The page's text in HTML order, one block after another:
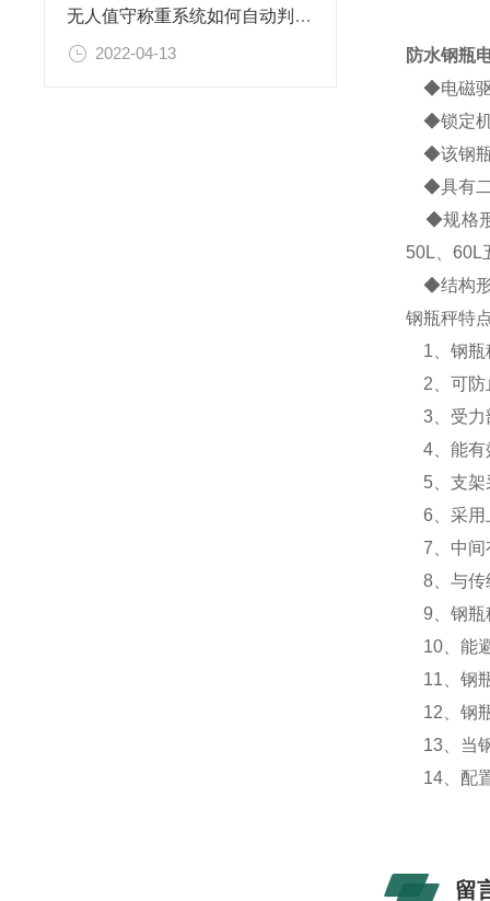
无人值守称重系统如何自动判别称量过磅情况？
2022-04-13
防水钢瓶
◆电磁驱
◆锁定机
◆该钢瓶
◆具有二
◆规格形
50L、60L
◆结构形
钢瓶秤特
1、钢瓶
2、可防
3、受力
4、能有
5、支架
6、采用
7、中间
8、与传
9、钢瓶
10、能
11、钢
12、钢
13、当
14、配
留